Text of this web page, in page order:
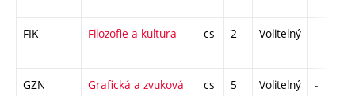
FIK Filozofie a kultura cs 2 Volitelný -
GZN
Grafická a zvuková
cs 5 Volitelný -